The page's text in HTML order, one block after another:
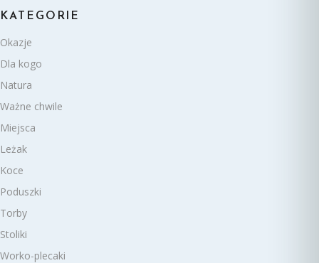
KATEGORIE
Okazje
Dla kogo
Natura
Ważne chwile
Miejsca
Leżak
Koce
Poduszki
Torby
Stoliki
Worko-plecaki